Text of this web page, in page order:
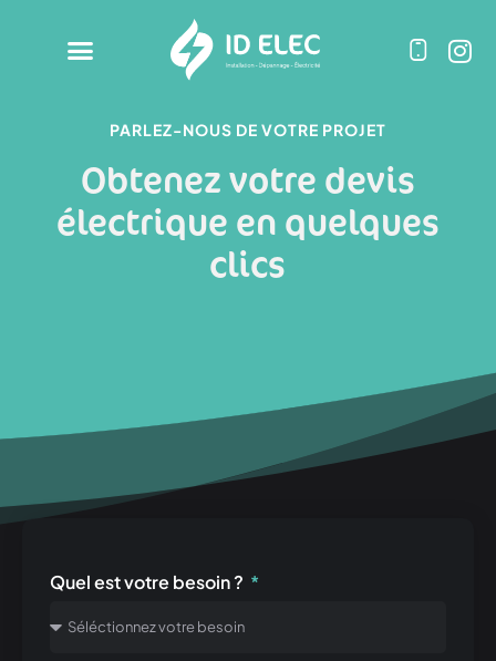
PARLEZ-NOUS DE VOTRE PROJET
Obtenez votre devis
électrique en quelques
clics
Quel est votre besoin ?